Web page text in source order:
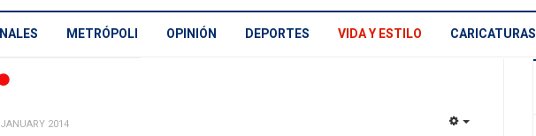
METRÓPOLI OPINIÓN DEPORTES VIDA Y ESTILO CARICATURAS
2014